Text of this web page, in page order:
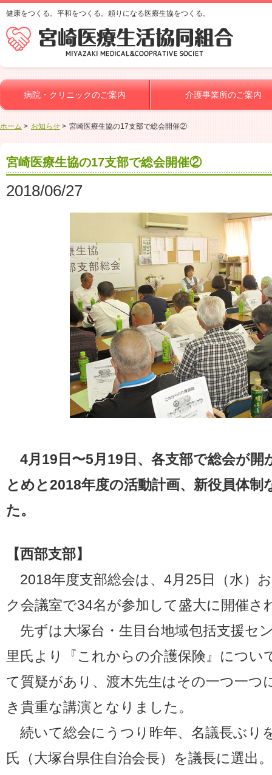
健康をつくる。平和をつくる。頼りになる医療生協をつくる。
病院・クリニックのご案内 介護事業所のご案内
ホーム お知らせ 宮崎医療生協の17支部で総会開催②
宮崎医療生協の17支部で総会開催②
2018/06/27
4月19日〜5月19日、各支部で総会が開
とめと2018年度の活動計画、新役員体制
た。
【西部支部】
2018年度支部総会は、4月25日（水）
ク会議室で34名が参加して盛大に開催さ
先ずは大塚台・生目台地域包括支援セ
里氏より『これからの介護保険』につい
て質疑があり、渡木先生はその一つ一つ
き貴重な講演となりました。
続いて総会にうつり昨年、名議長ぶり
氏（大塚台県住自治会長）を議長に選出